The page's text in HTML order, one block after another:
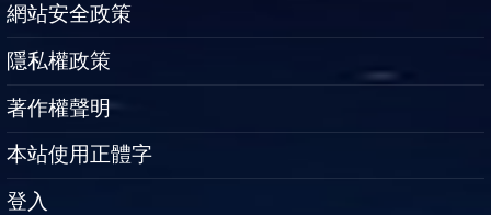
網站安全政策
隱私權政策
著作權聲明
本站使用正體字
登入